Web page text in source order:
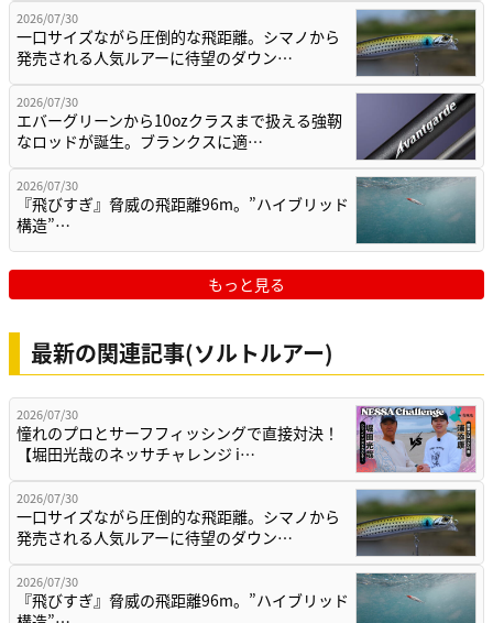
2026/07/30
一口サイズながら圧倒的な飛距離。シマノから
発売される人気ルアーに待望のダウン…
2026/07/30
エバーグリーンから10ozクラスまで扱える強靭
なロッドが誕生。ブランクスに適…
2026/07/30
『飛びすぎ』脅威の飛距離96m。”ハイブリッド
構造”…
もっと見る
最新の関連記事(ソルトルアー)
2026/07/30
憧れのプロとサーフフィッシングで直接対決！
【堀田光哉のネッサチャレンジ i…
2026/07/30
一口サイズながら圧倒的な飛距離。シマノから
発売される人気ルアーに待望のダウン…
2026/07/30
『飛びすぎ』脅威の飛距離96m。”ハイブリッド